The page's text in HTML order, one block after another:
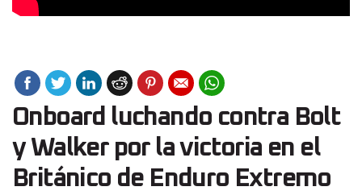
Onboard luchando contra Bolt
y Walker por la victoria en el
Británico de Enduro Extremo